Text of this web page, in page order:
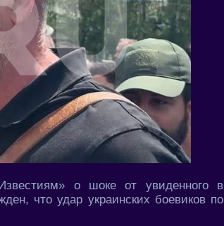
о шоке от увиденного в
что удар украинских боевиков по